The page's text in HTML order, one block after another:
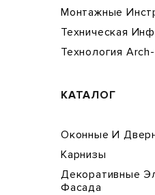
Монтажные
Техническая
Технология
КАТАЛОГ
Оконные И
Карнизы
Декоративные
Фасада